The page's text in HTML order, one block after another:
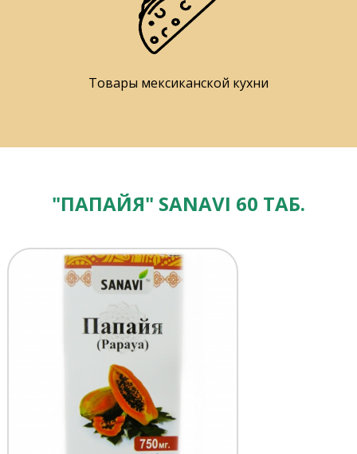
Товары мексиканской кухни
"ПАПАЙЯ" SANAVI 60 ТАБ.